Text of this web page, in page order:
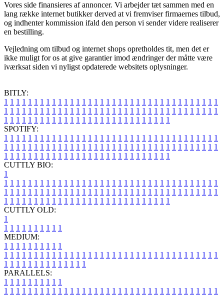
Vores side finansieres af annoncer. Vi arbejder tæt sammen med en
lang række internet butikker derved at vi fremviser firmaernes tilbud,
og indhenter kommission ifald den person vi sender videre realiserer
en bestilling.
Vejledning om tilbud og internet shops opretholdes tit, men det er
ikke muligt for os at give garantier imod ændringer der måtte være
iværksat siden vi nyligst opdaterede websitets oplysninger.
BITLY:
1 1 1 1 1 1 1 1 1 1 1 1 1 1 1 1 1 1 1 1 1 1 1 1 1 1 1 1 1 1 1 1 1 1 1 1
1 1 1 1 1 1 1 1 1 1 1 1 1 1 1 1 1 1 1 1 1 1 1 1 1 1 1 1 1 1 1 1 1 1 1 1
1 1 1 1 1 1 1 1 1 1 1 1 1 1 1 1 1 1 1 1 1 1 1 1 1 1 1 1
SPOTIFY:
1 1 1 1 1 1 1 1 1 1 1 1 1 1 1 1 1 1 1 1 1 1 1 1 1 1 1 1 1 1 1 1 1 1 1 1
1 1 1 1 1 1 1 1 1 1 1 1 1 1 1 1 1 1 1 1 1 1 1 1 1 1 1 1 1 1 1 1 1 1 1 1
1 1 1 1 1 1 1 1 1 1 1 1 1 1 1 1 1 1 1 1 1 1 1 1 1 1 1 1
CUTTLY BIO:
1
1 1 1 1 1 1 1 1 1 1 1 1 1 1 1 1 1 1 1 1 1 1 1 1 1 1 1 1 1 1 1 1 1 1 1 1
1 1 1 1 1 1 1 1 1 1 1 1 1 1 1 1 1 1 1 1 1 1 1 1 1 1 1 1 1 1 1 1 1 1 1 1
1 1 1 1 1 1 1 1 1 1 1 1 1 1 1 1 1 1 1 1 1 1 1 1 1 1 1 1
CUTTLY OLD:
1
1 1 1 1 1 1 1 1 1 1
MEDIUM:
1 1 1 1 1 1 1 1 1 1
1 1 1 1 1 1 1 1 1 1 1 1 1 1 1 1 1 1 1 1 1 1 1 1 1 1 1 1 1 1 1 1 1 1 1 1
1 1 1 1 1 1 1 1 1 1 1 1 1 1
PARALLELS:
1 1 1 1 1 1 1 1 1 1
1 1 1 1 1 1 1 1 1 1 1 1 1 1 1 1 1 1 1 1 1 1 1 1 1 1 1 1 1 1 1 1 1 1 1 1